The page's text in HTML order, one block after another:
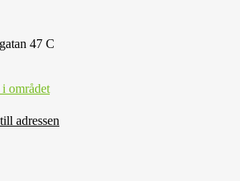
47 C
området
adressen